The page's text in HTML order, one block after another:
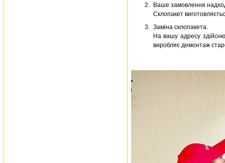
Ваше замовлення
Склопакет
Заміна склопакета.
На вашу адресу
виробляє демонтаж